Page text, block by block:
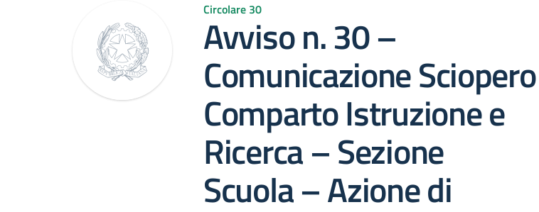
Circolare 30
Avviso n. 30 –
Comunicazione Sciopero
Comparto Istruzione e
Ricerca – Sezione
Scuola – Azione di